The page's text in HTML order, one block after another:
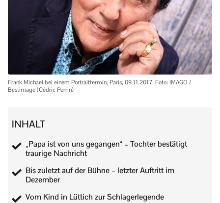
Frank Michael bei einem Portraittermin, Paris, 09.11.2017. Foto: IMAGO /
Bestimage (Cédric Perrin)
INHALT
„Papa ist von uns gegangen“ – Tochter bestätigt
traurige Nachricht
Bis zuletzt auf der Bühne – letzter Auftritt im
Dezember
Vom Kind in Lüttich zur Schlagerlegende